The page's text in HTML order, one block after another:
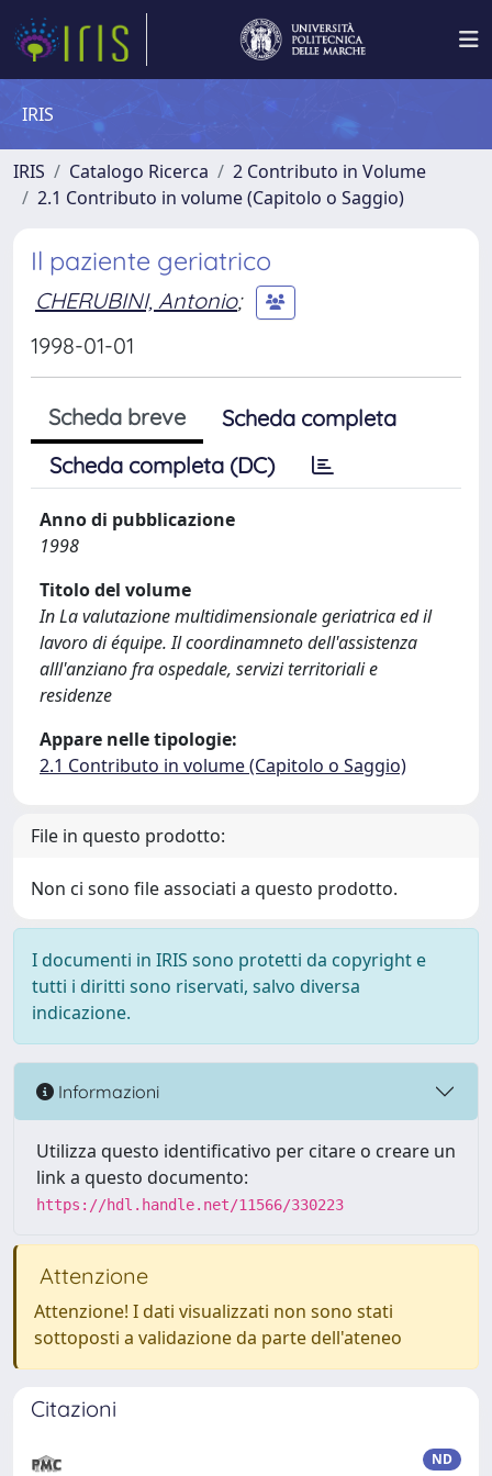
IRIS
IRIS Catalogo Ricerca
2 Contributo in Volume
2.1 Contributo in volume (Capitolo o Saggio)
Il paziente geriatrico
CHERUBINI, Antonio;
1998-01-01
Scheda breve
Scheda completa
Scheda completa (DC)
Anno di pubblicazione
1998
Titolo del volume
In La valutazione multidimensionale geriatrica ed il
lavoro di équipe. Il coordinamneto dell'assistenza
alll'anziano fra ospedale, servizi territoriali e
residenze
Appare nelle tipologie:
2.1 Contributo in volume (Capitolo o Saggio)
File in questo prodotto:
Non ci sono file associati a questo prodotto.
I documenti in IRIS sono protetti da copyright e
tutti i diritti sono riservati, salvo diversa
indicazione.
Informazioni
Utilizza questo identificativo per citare o creare un
link a questo documento:
https://hdl.handle.net/11566/330223
Attenzione
Attenzione! I dati visualizzati non sono stati
sottoposti a validazione da parte dell'ateneo
Citazioni
ND